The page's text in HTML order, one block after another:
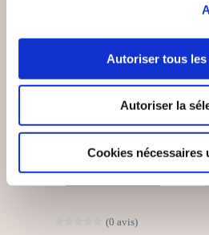
Autoriser tous les
Autoriser la
Cookies nécessaires
(0 avis)